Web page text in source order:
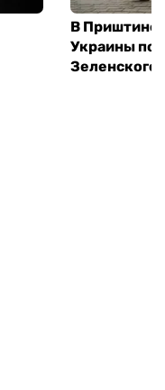
В Приштине
Украины
Зеленского